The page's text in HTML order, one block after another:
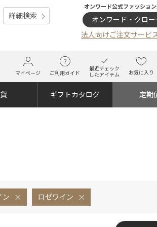
詳細検索
オンワード公式ファッショ
オンワード・クロー
法人向けご注文サービ
マイページ ご利用ガイド
最近チェック
したアイテム
お気に入り
ギフトカタログ 定期
ン ロゼワイン